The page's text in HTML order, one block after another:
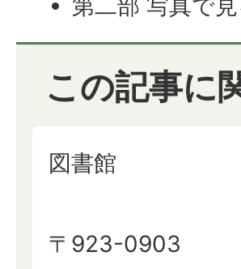
第二部 写真で
この記事に
図書館
〒923-0903